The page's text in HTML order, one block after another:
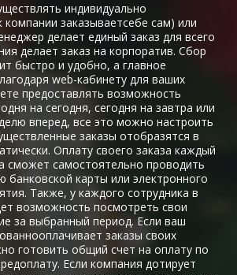
индивидуально
компании заказываетсебе сам) или
делает единый заказ для всего
делает заказ на корпоратив. Сбор
быстро и удобно, а главное
web-кабинету для ваших
предоставлять возможность
на сегодня, сегодня на завтра или
вперед, все это можно настроить
заказы отобразятся в
Оплату своего заказа каждый
сможет самостоятельно проводить
карты или электронного
Также, у каждого сотрудника в
возможность посмотреть свои
за выбранный период. Если ваш
заказы своих
готовить общий счет на оплату по
Если компания дотирует